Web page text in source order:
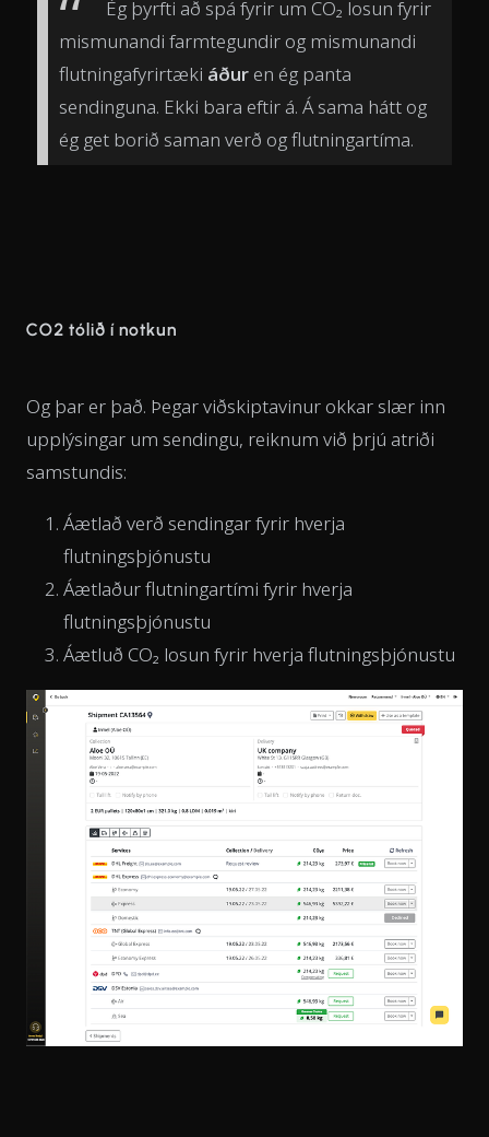
Ég þyrfti að spá fyrir um CO₂ losun fyrir
mismunandi farmtegundir og mismunandi
flutningafyrirtæki áður en ég panta
sendinguna. Ekki bara eftir á. Á sama hátt og
ég get borið saman verð og flutningartíma.
CO2 tólið í notkun
Og þar er það. Þegar viðskiptavinur okkar slær inn
upplýsingar um sendingu, reiknum við þrjú atriði
samstundis:
Áætlað verð sendingar fyrir hverja
flutningsþjónustu
Áætlaður flutningartími fyrir hverja
flutningsþjónustu
Áætluð CO₂ losun fyrir hverja flutningsþjónustu